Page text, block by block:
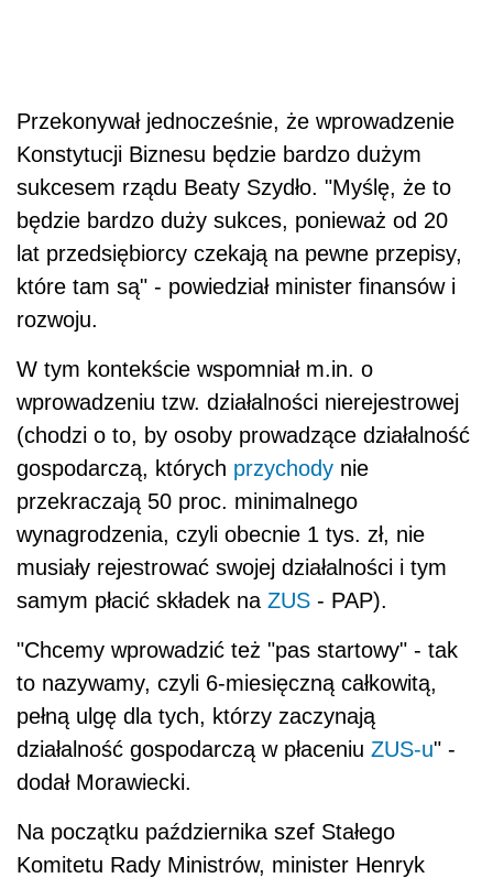
Przekonywał jednocześnie, że wprowadzenie
Konstytucji Biznesu będzie bardzo dużym
sukcesem rządu Beaty Szydło. "Myślę, że to
będzie bardzo duży sukces, ponieważ od 20
lat przedsiębiorcy czekają na pewne przepisy,
które tam są" - powiedział minister finansów i
rozwoju.
W tym kontekście wspomniał m.in. o
wprowadzeniu tzw. działalności nierejestrowej
(chodzi o to, by osoby prowadzące działalność
gospodarczą, których przychody nie
przekraczają 50 proc. minimalnego
wynagrodzenia, czyli obecnie 1 tys. zł, nie
musiały rejestrować swojej działalności i tym
samym płacić składek na ZUS - PAP).
"Chcemy wprowadzić też "pas startowy" - tak
to nazywamy, czyli 6-miesięczną całkowitą,
pełną ulgę dla tych, którzy zaczynają
działalność gospodarczą w płaceniu ZUS-u" -
dodał Morawiecki.
Na początku października szef Stałego
Komitetu Rady Ministrów, minister Henryk